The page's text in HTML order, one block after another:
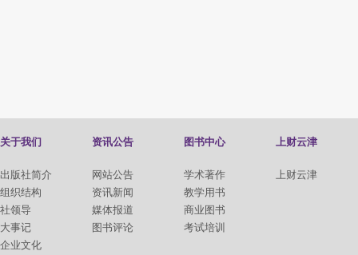
关于我们
出版社简介
组织结构
社领导
大事记
企业文化
资讯公告
网站公告
资讯新闻
媒体报道
图书评论
图书中心
学术著作
教学用书
商业图书
考试培训
上财云津
上财云津